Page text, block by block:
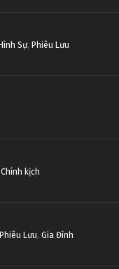
Sự, Phiêu Lưu
Chính kịch
Phiêu Lưu, Gia Đình